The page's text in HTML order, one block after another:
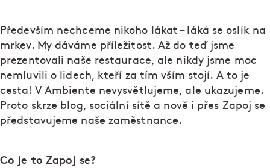
Především nechceme nikoho lákat – láká se oslík na
mrkev. My dáváme příležitost. Až do teď jsme
prezentovali naše restaurace, ale nikdy jsme moc
nemluvili o lidech, kteří za tím vším stojí. A to je
cesta! V Ambiente nevysvětlujeme, ale ukazujeme.
Proto skrze blog, sociální sítě a nově i přes Zapoj se
představujeme naše zaměstnance.
Co je to Zapoj se?